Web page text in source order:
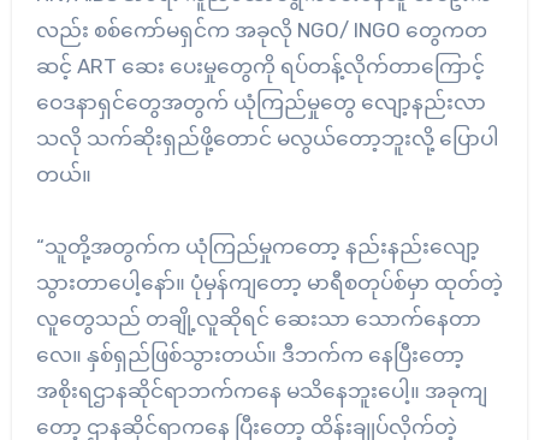
လည်း စစ်ကော်မရှင်က အခုလို NGO/ INGO တွေကတ
ဆင့် ART ဆေး ပေးမှုတွေကို ရပ်တန့်လိုက်တာကြောင့်
ဝေဒနာရှင်တွေအတွက် ယုံကြည်မှုတွေ လျော့နည်းလာ
သလို သက်ဆိုးရှည်ဖို့တောင် မလွယ်တော့ဘူးလို့ ပြောပါ
တယ်။
“သူတို့အတွက်က ယုံကြည်မှုကတော့ နည်းနည်းလျော့
သွားတာပေါ့နော်။ ပုံမှန်ကျတော့ မာရီစတုပ်စ်မှာ ထုတ်တဲ့
လူတွေသည် တချို့လူဆိုရင် ဆေးသာ သောက်နေတာ
လေ။ နှစ်ရှည်ဖြစ်သွားတယ်။ ဒီဘက်က နေပြီးတော့
အစိုးရဌာနဆိုင်ရာဘက်ကနေ မသိနေဘူးပေါ့။ အခုကျ
တော့ ဌာနဆိုင်ရာကနေ ပြီးတော့ ထိန်းချုပ်လိုက်တဲ့